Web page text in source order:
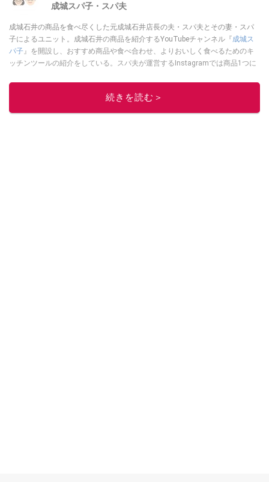
成城スパ子・スパ夫
成城石井の商品を食べ尽くした元成城石井店長の夫・スパ夫とその妻・スパ
子によるユニット。成城石井の商品を紹介するYouTubeチャンネル『成城ス
パ子』を開設し、おすすめ商品や食べ合わせ、よりおいしく食べるためのキ
ッチンツールの紹介をしている。スパ夫が運営するInstagramでは商品1つに
ィープな魅力を発信している。
続きを読む＞